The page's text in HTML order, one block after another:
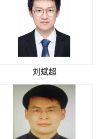
刘斌超